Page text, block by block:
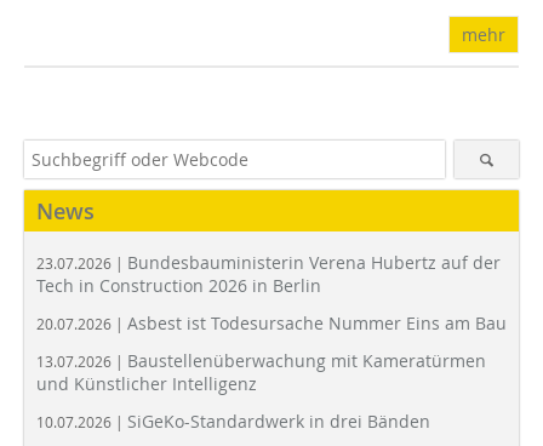
mehr
News
23.07.2026 | Bundesbauministerin Verena Hubertz auf der
Tech in Construction 2026 in Berlin
20.07.2026 | Asbest ist Todesursache Nummer Eins am Bau
13.07.2026 | Baustellenüberwachung mit Kameratürmen
und Künstlicher Intelligenz
10.07.2026 | SiGeKo-Standardwerk in drei Bänden